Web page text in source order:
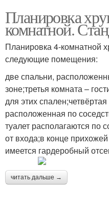
Планировка
комнатной.
Планировка 4-комнатной
следующие помещения:
две спальни,
зоне;третья комната –
для этих
расположенная по
туалет располагаются по
от входа;в конце
имеется гардеробный
читать дальше →